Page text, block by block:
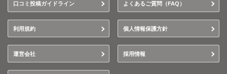
口コミ投稿ガイドライン よくあるご質問（FAQ）
利用規約 個人情報保護方針
運営会社 採用情報